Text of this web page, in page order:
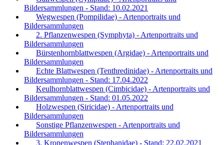
Bildersammlungen - Stand: 10.02.2021
Wegwespen (Pompilidae) - Artenportraits und
Bildersammlungen
2. Pflanzenwespen (Symphyta) - Artenportraits und
Bildersammlungen
Bürstenhornblattwespen (Argidae) - Artenportraits und
Bildersammlungen
Echte Blattwespen (Tenthredinidae) - Artenportraits und
Bildersammlungen - Stand: 17.04.2022
Keulhornblattwespen (Cimbicidae) - Artenportraits und
Bildersammlungen - Stand: 01.05.2022
Holzwespen (Siricidae) - Artenportraits und
Bildersammlungen
Sonstige Pflanzenwespen - Artenportraits und
Bildersammlungen
3. Kronenwespen (Stephanidae) - Stand: 22.02.2021